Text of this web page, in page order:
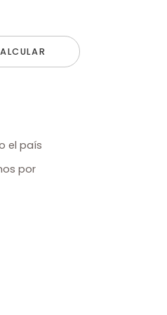
el país
por